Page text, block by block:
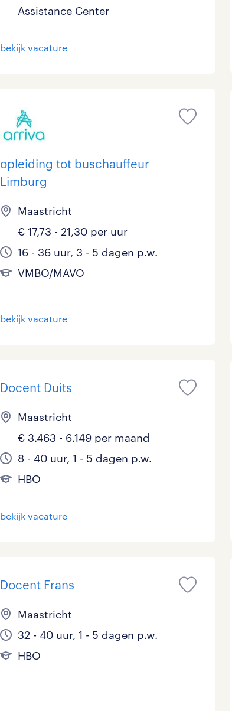
Assistance Center
bekijk vacature
opleiding tot buschauffeur
Limburg
Maastricht
€ 17,73 - 21,30 per uur
16 - 36 uur, 3 - 5 dagen p.w.
VMBO/MAVO
bekijk vacature
Docent Duits
Maastricht
€ 3.463 - 6.149 per maand
8 - 40 uur, 1 - 5 dagen p.w.
HBO
bekijk vacature
Docent Frans
Maastricht
32 - 40 uur, 1 - 5 dagen p.w.
HBO